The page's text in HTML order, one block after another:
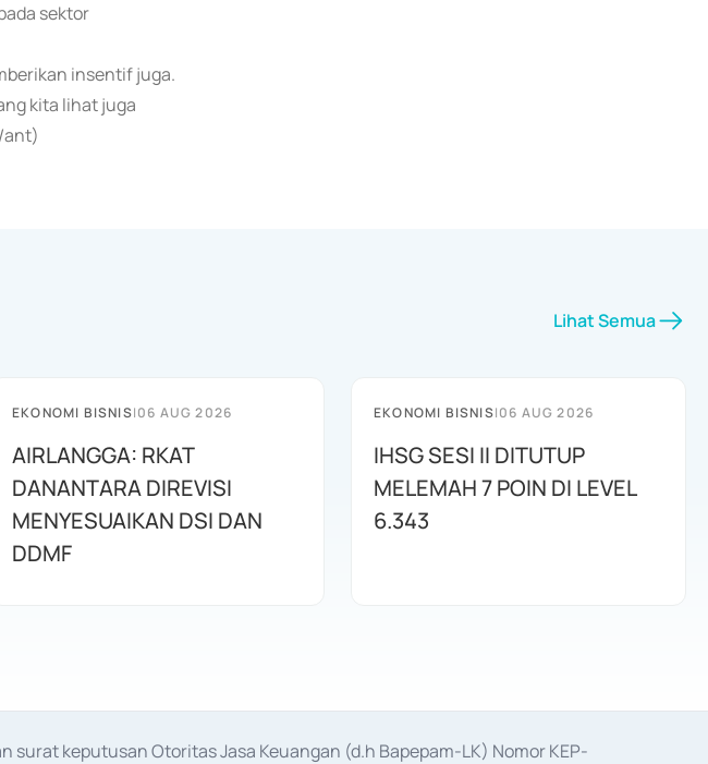
sektor
insentif juga.
kita lihat juga
ant)
Lihat Semua
EKONOMI BISNIS|06 AUG 2026
AIRLANGGA: RKAT
DANANTARA DIREVISI
MENYESUAIKAN DSI DAN
DDMF
EKONOMI BISNIS|06 AUG 2026
IHSG SESI II DITUTUP
MELEMAH 7 POIN DI LEVEL
6.343
keputusan Otoritas Jasa Keuangan (d.h Bapepam-LK) Nomor KEP-